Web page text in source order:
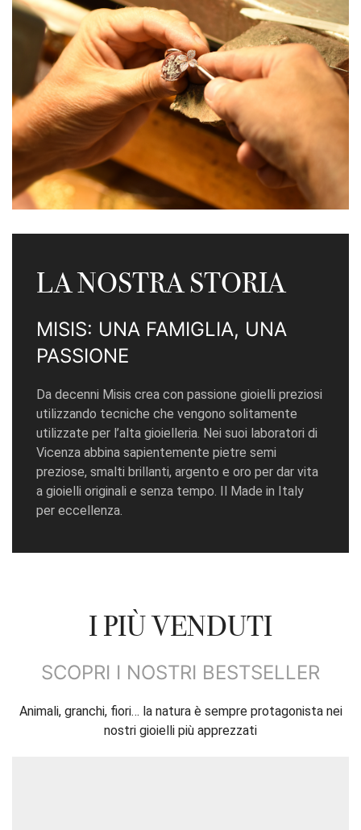
LA NOSTRA STORIA
MISIS: UNA FAMIGLIA, UNA
PASSIONE
Da decenni Misis crea con passione gioielli preziosi
utilizzando tecniche che vengono solitamente
utilizzate per l’alta gioielleria. Nei suoi laboratori di
Vicenza abbina sapientemente pietre semi
preziose, smalti brillanti, argento e oro per dar vita
a gioielli originali e senza tempo. Il Made in Italy
per eccellenza.
I PIÙ VENDUTI
SCOPRI I NOSTRI BESTSELLER
Animali, granchi, fiori… la natura è sempre protagonista nei
nostri gioielli più apprezzati